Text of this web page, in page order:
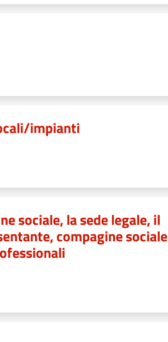
impianti
sociale, la sede legale, il
compagine sociale